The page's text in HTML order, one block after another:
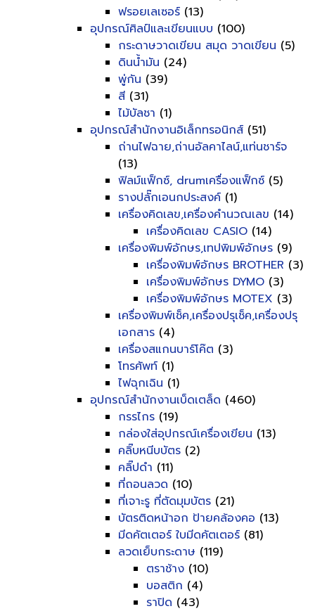
ฟรอยเลเซอร์ (13)
อุปกรณ์ศิลป์และเขียนแบบ (100)
กระดาษวาดเขียน สมุด วาดเขียน (5)
ดินน้ำมัน (24)
พู่กัน (39)
สี (31)
ไม้บัลชา (1)
อุปกรณ์สำนักงานอิเล็กทรอนิกส์ (51)
ถ่านไฟฉาย,ถ่านอัลคาไลน์,แท่นชาร์จ
(13)
ฟิลม์แฟ็กซ์, drumเครื่องแฟ็กซ์ (5)
รางปลั๊กเอนกประสงค์ (1)
เครื่องคิดเลข,เครื่องคำนวณเลข (14)
เครื่องคิดเลข CASIO (14)
เครื่องพิมพ์อักษร,เทปพิมพ์อักษร (9)
เครื่องพิมพ์อักษร BROTHER (3)
เครื่องพิมพ์อักษร DYMO (3)
เครื่องพิมพ์อักษร MOTEX (3)
เครื่องพิมพ์เช็ค,เครื่องปรุเช็ค,เครื่องปรุ
เอกสาร (4)
เครื่องสแกนบาร์โค๊ต (3)
โทรศัพท์ (1)
ไฟฉุกเฉิน (1)
อุปกรณ์สำนักงานเบ็ดเตล็ด (460)
กรรไกร (19)
กล่องใส่อุปกรณ์เครื่องเขียน (13)
คลิ๊บหนีบบัตร (2)
คลิ๊ปดำ (11)
ที่ถอนลวด (10)
ที่เจาะรู ที่ตัดมุมบัตร (21)
บัตรติดหน้าอก ป้ายคล้องคอ (13)
มีดคัตเตอร์ ใบมีดคัตเตอร์ (81)
ลวดเย็บกระดาษ (119)
ตราช้าง (10)
บอสติก (4)
ราปิด (43)